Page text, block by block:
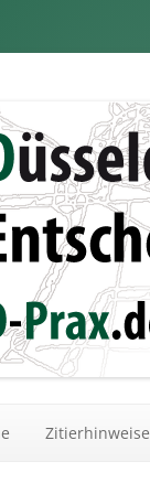
Zitierhinweise